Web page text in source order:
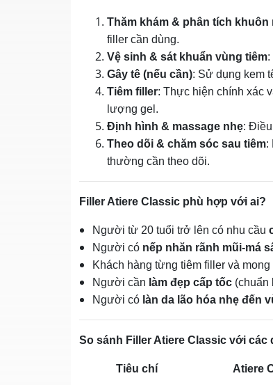
Thăm khám & phân tích khuôn
filler cần dùng.
Vệ sinh & sát khuẩn vùng tiêm:
Gây tê (nếu cần): Sử dụng kem
Tiêm filler: Thực hiện chính xác
lượng gel.
Định hình & massage nhẹ:
Theo dõi & chăm sóc sau tiêm:
thường cần theo dõi.
Filler Atiere Classic phù hợp với ai?
Người từ 20 tuổi trở lên có nhu cầu
Người có nếp nhăn rãnh mũi‑má
Khách hàng từng tiêm filler và mong
Người cần làm đẹp cấp tốc (chuẩn
Người có làn da lão hóa nhẹ đến
So sánh Filler Atiere Classic với các
Tiêu chí Atiere